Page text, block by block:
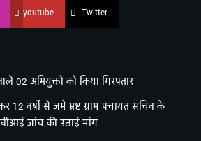
youtube Twitter
02 अभियुक्तों को किया गिरफ्तार
12 वर्षों से जमे भ्रष्ट ग्राम पंचायत सचिव के
जांच की उठाई मांग